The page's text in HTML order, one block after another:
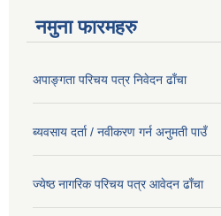
नमुना फारमहरु
अपाङ्गता परिचय पत्र निवेदन ढाँचा
ब्यवसाय दर्ता / नवीकरण गर्न अनुमती पाउँ
ज्येष्ठ नागरिक परिचय पत्र आवेदन ढाँचा